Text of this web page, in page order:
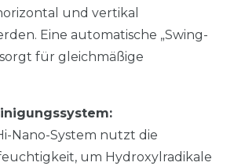
und vertikal
Eine automatische „Swing-
für gleichmäßige
Nano-System nutzt die
um Hydroxylradikale